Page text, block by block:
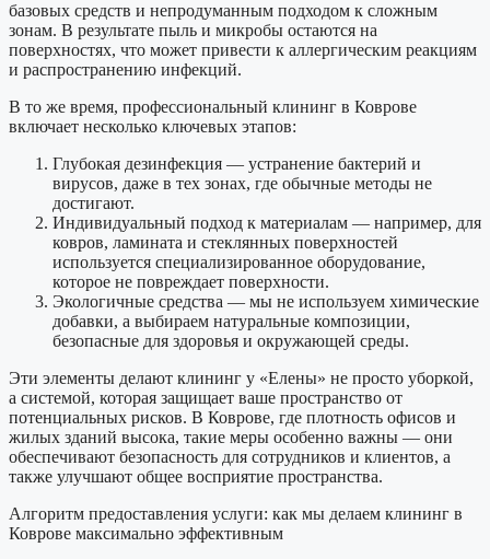
базовых средств и непродуманным подходом к сложным
зонам. В результате пыль и микробы остаются на
поверхностях, что может привести к аллергическим реакциям
и распространению инфекций.
В то же время, профессиональный клининг в Коврове
включает несколько ключевых этапов:
Глубокая дезинфекция — устранение бактерий и
вирусов, даже в тех зонах, где обычные методы не
достигают.
Индивидуальный подход к материалам — например, для
ковров, ламината и стеклянных поверхностей
используется специализированное оборудование,
которое не повреждает поверхности.
Экологичные средства — мы не используем химические
добавки, а выбираем натуральные композиции,
безопасные для здоровья и окружающей среды.
Эти элементы делают клининг у «Елены» не просто уборкой,
а системой, которая защищает ваше пространство от
потенциальных рисков. В Коврове, где плотность офисов и
жилых зданий высока, такие меры особенно важны — они
обеспечивают безопасность для сотрудников и клиентов, а
также улучшают общее восприятие пространства.
Алгоритм предоставления услуги: как мы делаем клининг в
Коврове максимально эффективным